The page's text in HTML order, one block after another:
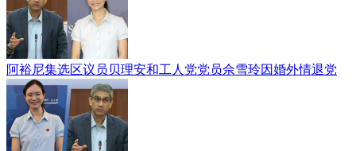
阿裕尼集选区议员贝理安和工人党党员佘雪玲因婚外情退党